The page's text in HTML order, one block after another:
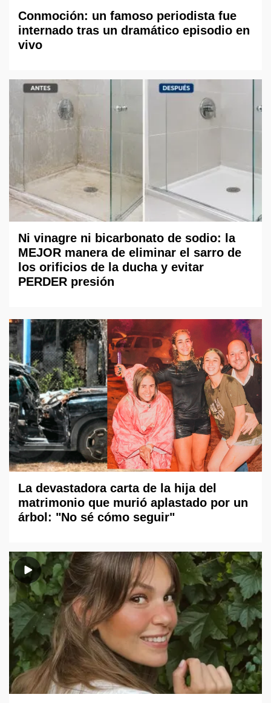
Conmoción: un famoso periodista fue
internado tras un dramático episodio en
vivo
Ni vinagre ni bicarbonato de sodio: la
MEJOR manera de eliminar el sarro de
los orificios de la ducha y evitar
PERDER presión
La devastadora carta de la hija del
matrimonio que murió aplastado por un
árbol: "No sé cómo seguir"